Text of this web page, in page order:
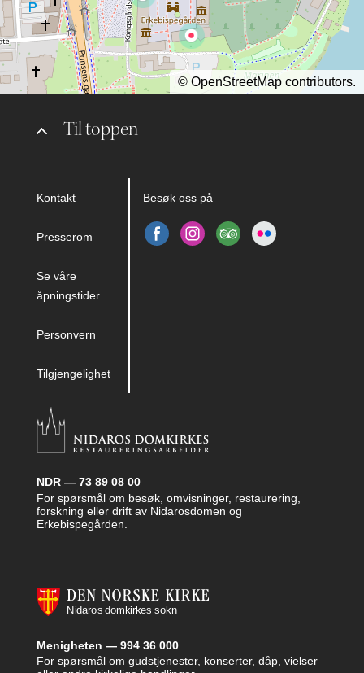
Til toppen
Kontakt
Presserom
Se våre
åpningstider
Personvern
Tilgjengelighet
Besøk oss på
NDR — 73 89 08 00
For spørsmål om besøk, omvisninger, restaurering,
forskning eller drift av Nidarosdomen og
Erkebispegården.
Menigheten — 994 36 000
For spørsmål om gudstjenester, konserter, dåp, vielser
© OpenStreetMap contributors.